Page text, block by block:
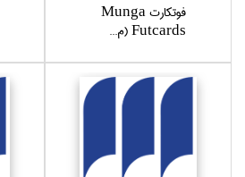
فوتكارت Munga
Futcards (م...